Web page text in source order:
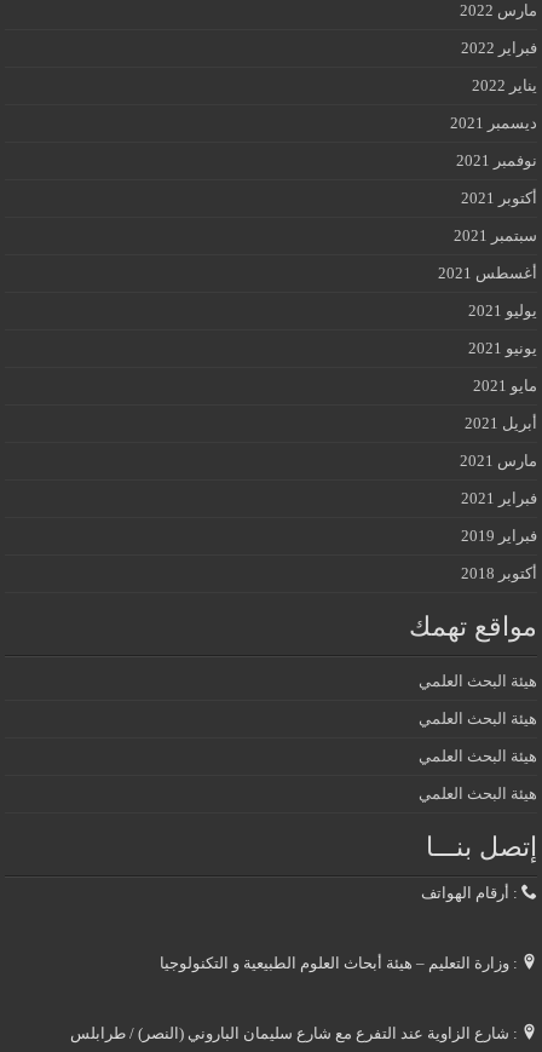
مارس 2022
فبراير 2022
يناير 2022
ديسمبر 2021
نوفمبر 2021
أكتوبر 2021
سبتمبر 2021
أغسطس 2021
يوليو 2021
يونيو 2021
مايو 2021
أبريل 2021
مارس 2021
فبراير 2021
فبراير 2019
أكتوبر 2018
مواقع تهمك
هيئة البحث العلمي
هيئة البحث العلمي
هيئة البحث العلمي
هيئة البحث العلمي
إتصل بنـــا
: أرقام الهواتف
: وزارة التعليم – هيئة أبحاث العلوم الطبيعية و التكنولوجيا
: شارع الزاوية عند التفرع مع شارع سليمان الباروني (النصر) / طرابلس